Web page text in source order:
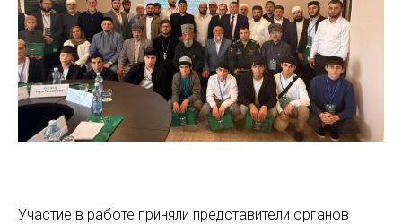
Участие в работе приняли представители органов